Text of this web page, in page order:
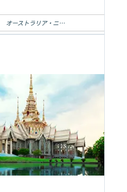
オーストラリア・ニュージーランドへの進学